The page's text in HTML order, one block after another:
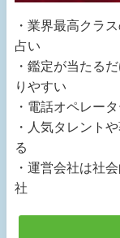
・業界最高クラ
占い
・鑑定が当たる
りやすい
・電話オペレー
・人気タレント
る
・運営会社は社
社